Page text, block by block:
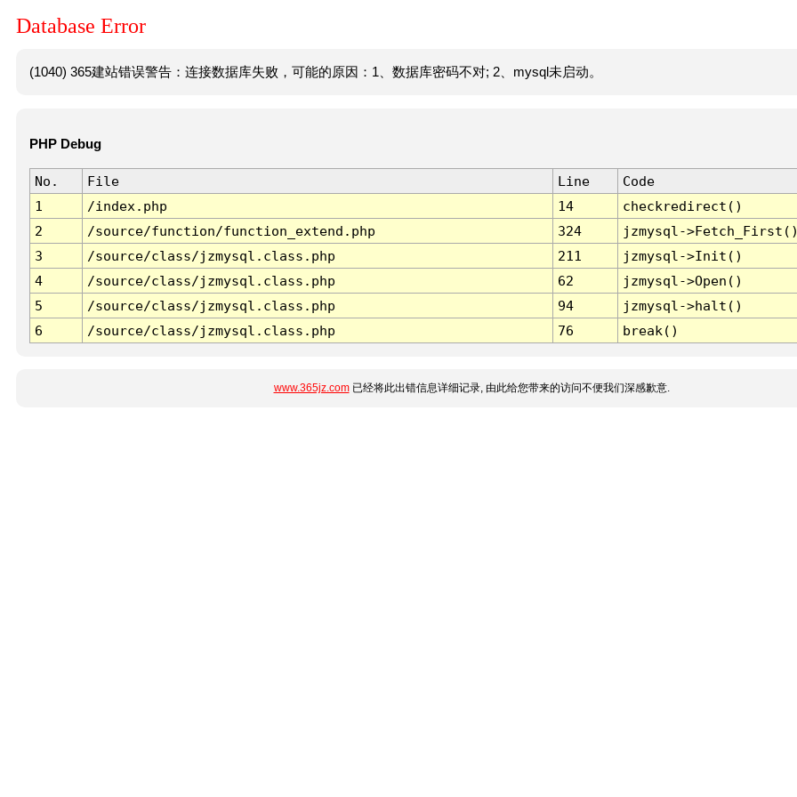
Database Error
(1040) 365建站错误警告：连接数据库失败，可能的原因：1、数据库密码不对; 2、mysql未启动。
PHP Debug
No. File Line
Code
1
/index.php 14
checkredirect()
2
/source/function/function_extend.php 324
jzmysql-
3
/source/class/jzmysql.class.php 211
jzmysql->Init()
4
/source/class/jzmysql.class.php 62
jzmysql->Open()
5
/source/class/jzmysql.class.php 94
jzmysql->halt()
6
/source/class/jzmysql.class.php 76 break()
www.365jz.com已经将此出错信息详细记录, 由此给您带来的访问不便我们深感歉意.